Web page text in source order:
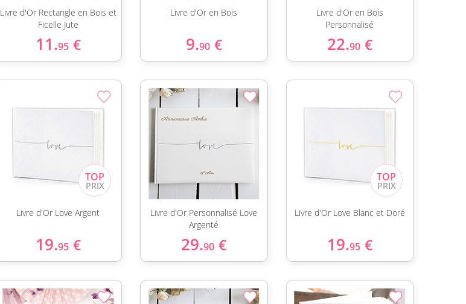
Livre d'Or Rectangle en Bois et
Ficelle Jute
11.95 €
Livre d'Or en Bois
9.90 €
Livre d'Or en Bois
Personnalisé
22.90 €
Livre d'Or Love Argent
19.95 €
Livre d'Or Personnalisé Love
Argenté
29.90 €
Livre d'Or Love Blanc et Doré
19.95 €